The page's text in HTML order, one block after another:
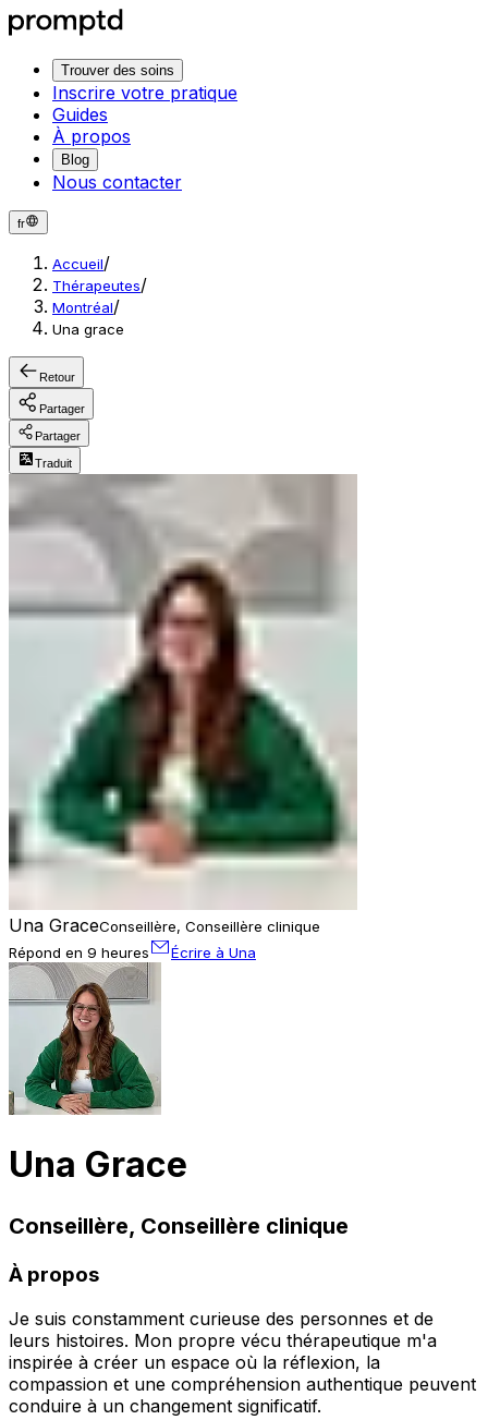
Trouver des soins
Inscrire votre pratique
Guides
À propos
Blog
Nous contacter
fr
Accueil/
Thérapeutes/
Montréal/
Una grace
Retour
Partager
Partager
Traduit
Una GraceConseillère, Conseillère clinique
Répond en 9 heures
Écrire à Una
Una Grace
Conseillère, Conseillère clinique
À propos
Je suis constamment curieuse des personnes et de
leurs histoires. Mon propre vécu thérapeutique m'a
inspirée à créer un espace où la réflexion, la
compassion et une compréhension authentique peuvent
conduire à un changement significatif.